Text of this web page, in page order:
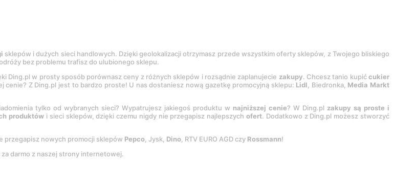
sklepów i dużych sieci handlowych. Dzięki geolokalizacji otrzymasz przede wszystkim oferty sklepów, z Twojego bliskiego
bez problemu trafisz do ulubionego sklepu.
Ding.pl w prosty sposób porównasz ceny z różnych sklepów i rozsądnie zaplanujecie zakupy. Chcesz tanio kupićcukier
cenie? Z Ding.pl jest to bardzo proste! U nas dostaniesz nową gazetkę promocyjną sklepu: Lidl, Biedronka, Media Markt
tylko od wybranych sieci? Wypatrujesz jakiegoś produktu w najniższej cenie? W Ding.pl zakupy są proste i
produktów i sieci sklepów, dzięki czemu nigdy nie przegapisz najlepszychofert. Dodatkowo z Ding.pl możesz stworzyć
przegapisz nowych promocji sklepów Pepco, Jysk, Dino, RTV EURO AGD czy Rossmann!
za darmo z naszej strony internetowej.